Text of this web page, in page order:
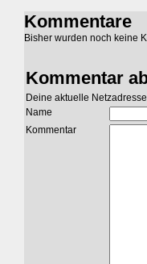
Kommentare
Bisher wurden noch keine
Kommentar
Deine aktuelle
Name
Kommentar